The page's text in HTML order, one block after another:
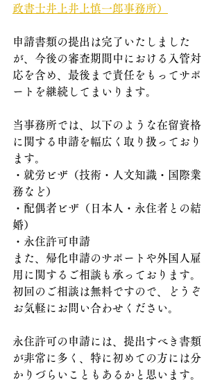
政書士井上井上慎一郎事務所）
申請書類の提出は完了いたしました
が、今後の審査期間中における入管対
応を含め、最後まで責任をもってサポ
ートを継続してまいります。
当事務所では、以下のような在留資格
に関する申請を幅広く取り扱っており
ます。
・就労ビザ（技術・人文知識・国際業
務など）
・配偶者ビザ（日本人・永住者との結
婚）
・永住許可申請
また、帰化申請のサポートや外国人雇
用に関するご相談も承っております。
初回のご相談は無料ですので、どうぞ
お気軽にお問い合わせください。
永住許可の申請には、提出すべき書類
が非常に多く、特に初めての方には分
かりづらいこともあるかと思います。